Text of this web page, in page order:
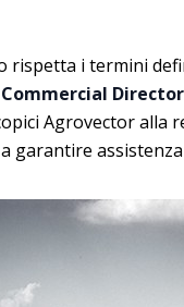
rispetta i termini
Director
Agrovector alla
garantire assistenza